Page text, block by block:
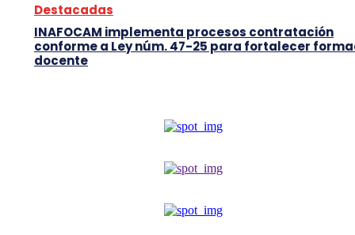
Destacadas
INAFOCAM implementa procesos contratación
conforme a Ley núm. 47-25 para fortalecer
docente